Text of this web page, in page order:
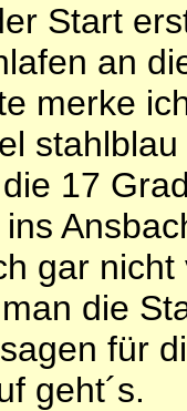
Start
an
merke
17
gar
die
für
geht´s.